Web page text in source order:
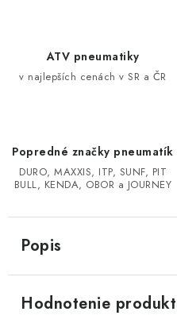
CF MOTO X450/X520/X550/
CF MOTO CFORCE X850/
LINHAI 400/500/M550/650
TGB BLADE 600/1000 LT LTX
ATV pneumatiky
v najlepších cenách v SR a ČR
Popredné značky pneumatík
DURO, MAXXIS, ITP, SUNF, PIT
BULL, KENDA, OBOR a JOURNEY
Popis
Hodnotenie